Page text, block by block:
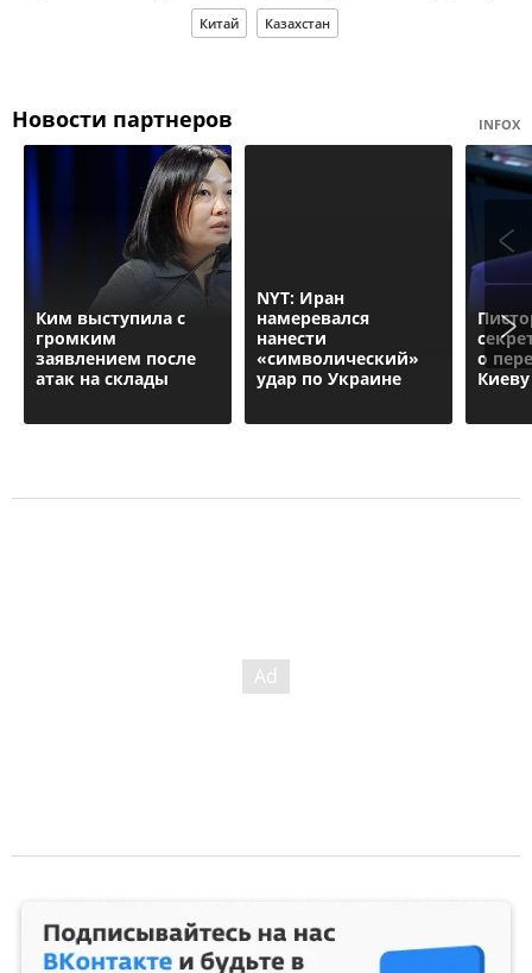
Китай Казахстан
Новости партнеров INFOX
Ким выступила с
громким
заявлением после
атак на склады
NYT: Иран
намеревался
нанести
«символический»
удар по Украине
о
Киеву